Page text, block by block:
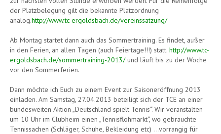
der Platzbelegung gilt die bekannte Platzordnung
analog.http://www.tc-ergoldsbach.de/vereinssatzung/
Ab Montag startet dann auch das Sommertraining. Es findet, außer
in den Ferien, an allen Tagen (auch Feiertage!!!) statt. http://www.tc-
ergoldsbach.de/sommertraining-2013/und läuft bis zu der Woche
vor den Sommerferien.
Dann möchte ich Euch zu einem Event zur Saisoneröffnung 2013
einladen. Am Samstag, 27.04.2013 beteiligt sich der TCE an einer
bundesweiten Aktion „Deutschland spielt Tennis“. Wir veranstalten
um 10 Uhr im Clubheim einen „Tennisflohmarkt“, wo gebrauchte
Tennissachen (Schläger, Schuhe, Bekleidung etc) …vorrangig für